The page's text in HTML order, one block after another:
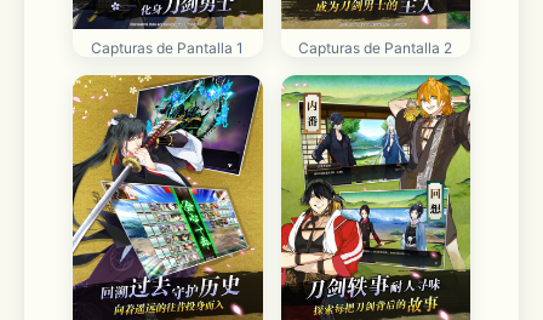
Capturas de Pantalla 1 Capturas de Pantalla 2